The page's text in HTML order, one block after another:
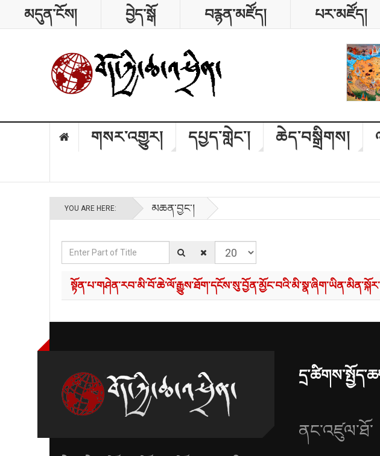
མདུན་ངོས། བྱེད་སྒོ བརྙན་མཛོད། པར་མཛོད།
གསར་འགྱུར། དཔྱད་གླེང༌། ཆེད་བསྒྲིགས།
YOU ARE HERE: མཆན་བྱང༌།
Enter Part of Title Display #
ནང་འཛུལ་ཐོ་